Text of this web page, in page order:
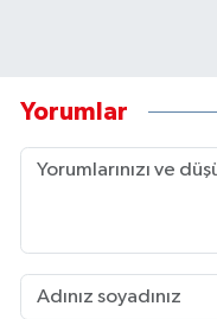
Yorumlar